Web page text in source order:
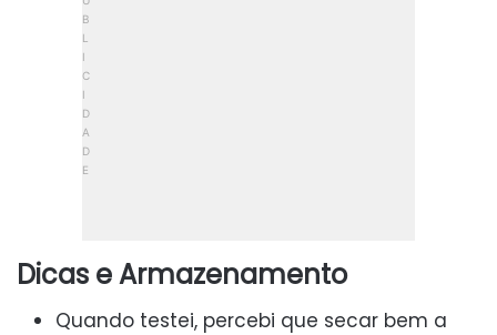
Dicas e Armazenamento
Quando testei, percebi que secar bem a